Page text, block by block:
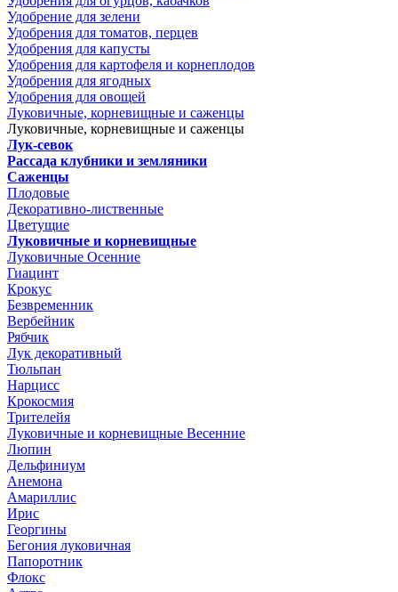
Удобрение для зелени
Удобрения для томатов, перцев
Удобрения для капусты
Удобрения для картофеля и корнеплодов
Удобрения для ягодных
Удобрения для овощей
Луковичные, корневищные и саженцы
Луковичные, корневищные и саженцы
Лук-севок
Рассада клубники и земляники
Саженцы
Плодовые
Декоративно-лиственные
Цветущие
Луковичные и корневищные
Луковичные Осенние
Гиацинт
Крокус
Безвременник
Вербейник
Рябчик
Лук декоративный
Тюльпан
Нарцисс
Крокосмия
Трителейя
Луковичные и корневищные Весенние
Люпин
Дельфиниум
Анемона
Амариллис
Ирис
Георгины
Бегония луковичная
Папоротник
Флокс